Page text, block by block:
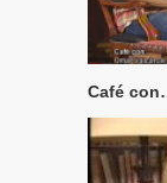
Café